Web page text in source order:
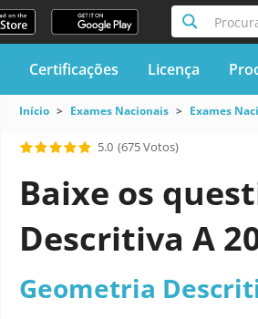
Certificações Licença
Início Exames Nacionais Exames
5.0 (675 Votos)
Baixe os
Descritiva A
Geometria